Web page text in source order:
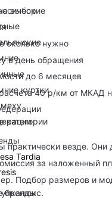
куртки
категории
Tardia
бренды
выбор
сколько нужно
в день обращения
до 6 месяцев
40 р/км от МКАД
практически везде.
за наложенный
Подбор размеров и